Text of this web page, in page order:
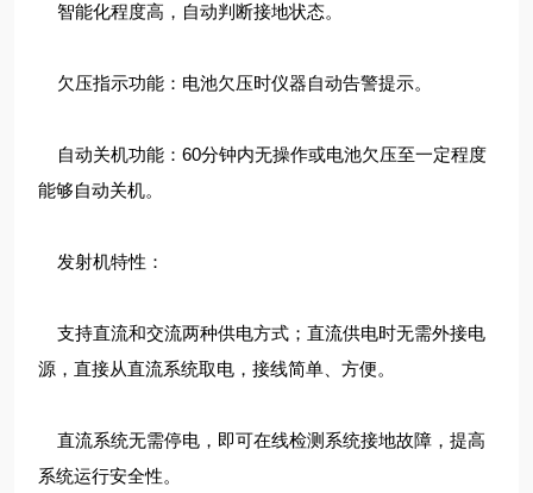
智能化程度高，自动判断接地状态。
欠压指示功能：电池欠压时仪器自动告警提示。
自动关机功能：60分钟内无操作或电池欠压至一定程度
能够自动关机。
发射机特性：
支持直流和交流两种供电方式；直流供电时无需外接电
源，直接从直流系统取电，接线简单、方便。
直流系统无需停电，即可在线检测系统接地故障，提高
系统运行安全性。